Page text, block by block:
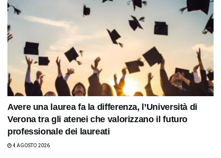
Avere una laurea fa la differenza, l’Università di
Verona tra gli atenei che valorizzano il futuro
professionale dei laureati
4 AGOSTO 2026